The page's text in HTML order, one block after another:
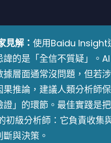
見解： 使用Baidu Insight
的是「全信不質疑」。AI
層面通常沒問題，但若涉
推論，建議人類分析師保
證」的環節。最佳實踐是把
初級分析師：它負責收集
與決策。